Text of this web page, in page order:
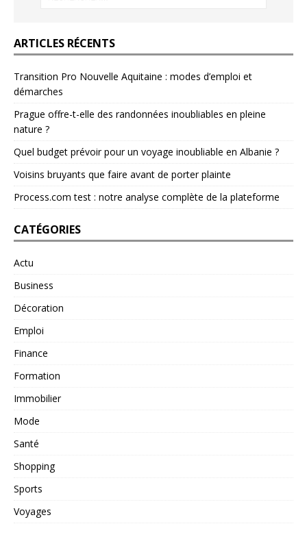
ARTICLES RÉCENTS
Transition Pro Nouvelle Aquitaine : modes d’emploi et
démarches
Prague offre-t-elle des randonnées inoubliables en pleine
nature ?
Quel budget prévoir pour un voyage inoubliable en Albanie ?
Voisins bruyants que faire avant de porter plainte
Process.com test : notre analyse complète de la plateforme
CATÉGORIES
Actu
Business
Décoration
Emploi
Finance
Formation
Immobilier
Mode
Santé
Shopping
Sports
Voyages